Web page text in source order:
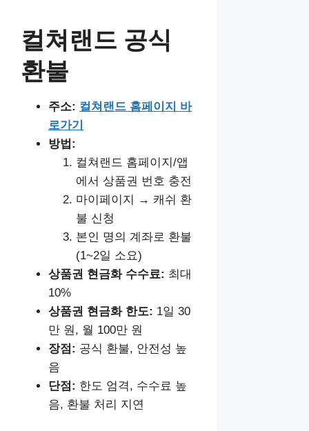
컬쳐랜드 공식
환불
주소: 컬쳐랜드 홈페이지 바
로가기
방법:
컬쳐랜드 홈페이지/앱
에서 상품권 번호 충전
마이페이지 → 캐쉬 환
불 신청
본인 명의 계좌로 환불
(1~2일 소요)
상품권 현금화 수수료: 최대
10%
상품권 현금화 한도: 1일 30
만 원, 월 100만 원
장점: 공식 환불, 안전성 높
음
단점: 한도 엄격, 수수료 높
음, 환불 처리 지연